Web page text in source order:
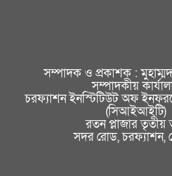
সম্পাদক ও প্রকাশক :
সম্পাদকীয়
চরফ্যাশন ইনস্টিটিউট অফ
(সিআইআইটি)
রতন প্লাজার তৃতীয়
সদর রোড, চরফ্যাশন,